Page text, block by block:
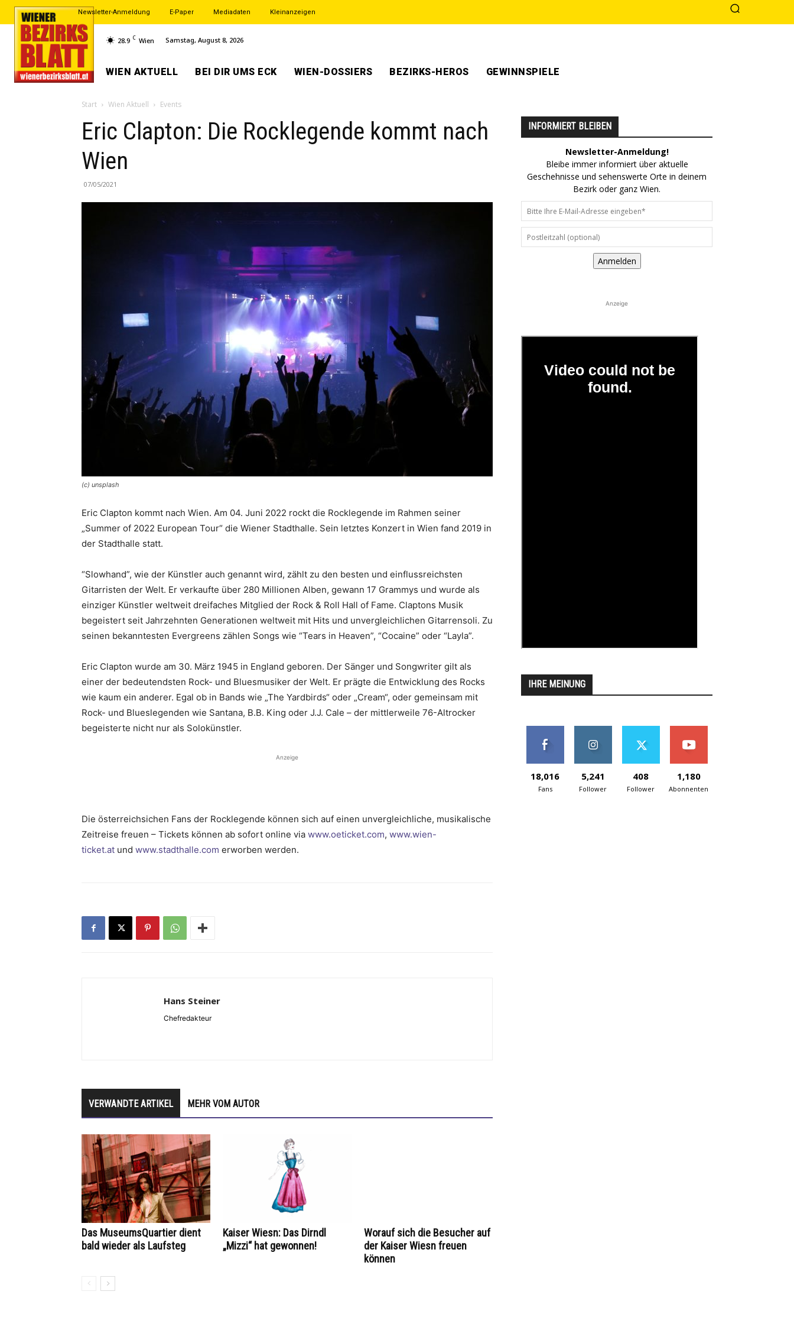
Newsletter-Anmeldung E-Paper Mediadaten Kleinanzeigen
28.9 C Wien Samstag, August 8, 2026
WIEN AKTUELL BEI DIR UMS ECK WIEN-DOSSIERS BEZIRKS-HEROS GEWINNSPIELE
Start Wien Aktuell Events
Eric Clapton: Die Rocklegende kommt nach
Wien
07/05/2021
(c) unsplash
Eric Clapton kommt nach Wien. Am 04. Juni 2022 rockt die Rocklegende im Rahmen seiner
„Summer of 2022 European Tour“ die Wiener Stadthalle. Sein letztes Konzert in Wien fand 2019 in
der Stadthalle statt.
“Slowhand”, wie der Künstler auch genannt wird, zählt zu den besten und einflussreichsten
Gitarristen der Welt. Er verkaufte über 280 Millionen Alben, gewann 17 Grammys und wurde als
einziger Künstler weltweit dreifaches Mitglied der Rock & Roll Hall of Fame. Claptons Musik
begeistert seit Jahrzehnten Generationen weltweit mit Hits und unvergleichlichen Gitarrensoli. Zu
seinen bekanntesten Evergreens zählen Songs wie “Tears in Heaven”, “Cocaine” oder “Layla”.
Eric Clapton wurde am 30. März 1945 in England geboren. Der Sänger und Songwriter gilt als
einer der bedeutendsten Rock- und Bluesmusiker der Welt. Er prägte die Entwicklung des Rocks
wie kaum ein anderer. Egal ob in Bands wie „The Yardbirds“ oder „Cream“, oder gemeinsam mit
Rock- und Blueslegenden wie Santana, B.B. King oder J.J. Cale – der mittlerweile 76-Altrocker
begeisterte nicht nur als Solokünstler.
Anzeige
Die österreichsichen Fans der Rocklegende können sich auf einen unvergleichliche, musikalische
Zeitreise freuen – Tickets können ab sofort online via www.oeticket.com, www.wien-
ticket.at und www.stadthalle.com erworben werden.
Hans Steiner
Chefredakteur
VERWANDTE ARTIKEL MEHR VOM AUTOR
Das MuseumsQuartier dient
bald wieder als Laufsteg
Kaiser Wiesn: Das Dirndl
„Mizzi“ hat gewonnen!
Worauf sich die Besucher auf
der Kaiser Wiesn freuen
können
INFORMIERT BLEIBEN
Newsletter-Anmeldung!
Bleibe immer informiert über aktuelle
Geschehnisse und sehenswerte Orte in deinem
Bezirk oder ganz Wien.
Anmelden
Anzeige
IHRE MEINUNG
18,016
Fans
5,241
Follower
408
Follower
1,180
Abonnenten